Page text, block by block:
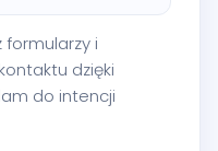
formularzy i
dzięki
do intencji